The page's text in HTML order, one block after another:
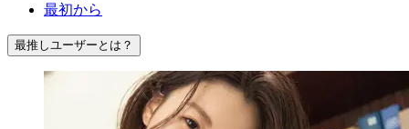
最初から
最推しユーザーとは？